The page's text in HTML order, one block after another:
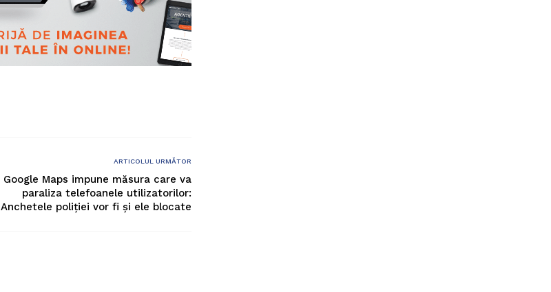
ARTICOLUL URMĂTOR
Google Maps impune măsura care va
paraliza telefoanele utilizatorilor:
Anchetele poliției vor fi și ele blocate